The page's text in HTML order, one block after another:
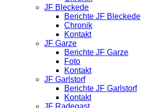
JF Bleckede
Berichte JF Bleckede
Chronik
Kontakt
JF Garze
Berichte JF Garze
Foto
Kontakt
JF Garlstorf
Berichte JF Garlstorf
Kontakt
JF Radegast